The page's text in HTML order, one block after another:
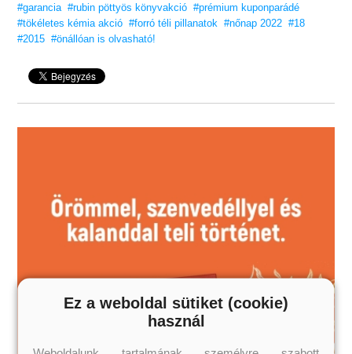
#garancia #rubin pöttyös könyvakció #prémium kuponparádé
#tökéletes kémia akció #forró téli pillanatok #nőnap 2022 #18
#2015 #önállóan is olvasható!
Ez a weboldal sütiket (cookie)
használ